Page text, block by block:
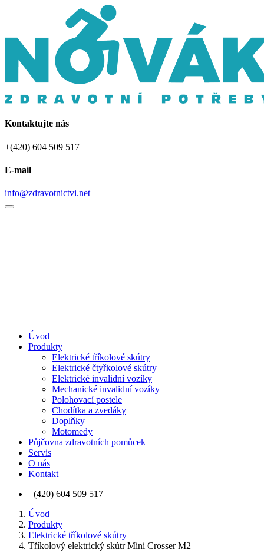
Kontaktujte nás
+(420) 604 509 517
E-mail
info@zdravotnictvi.net
Úvod
Produkty
Elektrické tříkolové skútry
Elektrické čtyřkolové skútry
Elektrické invalidní vozíky
Mechanické invalidní vozíky
Polohovací postele
Chodítka a zvedáky
Doplňky
Motomedy
Půjčovna zdravotních pomůcek
Servis
O nás
Kontakt
+(420) 604 509 517
Úvod
Produkty
Elektrické tříkolové skútry
Tříkolový elektrický skútr Mini Crosser M2